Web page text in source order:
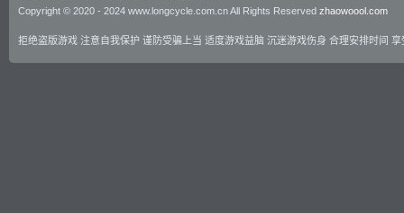
Copyright © 2020 - 2024 www.longcycle.com.cn All Rights Reserved zhaowoool.com
拒绝盗版游戏 注意自我保护 谨防受骗上当 适度游戏益脑 沉迷游戏伤身 合理安排时间 享